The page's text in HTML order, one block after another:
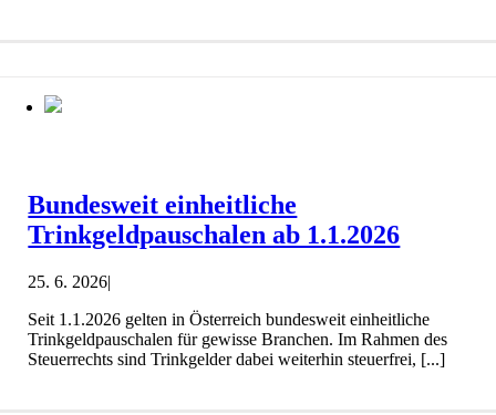
Bundesweit einheitliche
Trinkgeldpauschalen ab 1.1.2026
25. 6. 2026|
Seit 1.1.2026 gelten in Österreich bundesweit einheitliche
Trinkgeldpauschalen für gewisse Branchen. Im Rahmen des
Steuerrechts sind Trinkgelder dabei weiterhin steuerfrei, [...]